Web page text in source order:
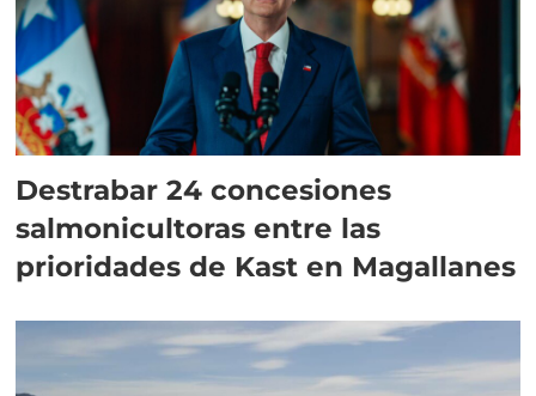
Destrabar 24 concesiones
salmonicultoras entre las
prioridades de Kast en Magallanes